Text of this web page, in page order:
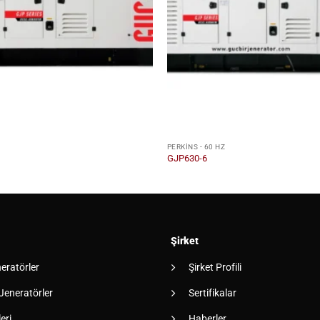
PERKINS - 60 HZ
GJP630-6
Şirket
Şirket Profili
Sertifikalar